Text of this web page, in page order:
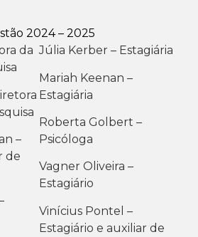
2024 – 2025
da
–
de
Júlia Kerber – Estagiária
Mariah Keenan –
Estagiária
Roberta Golbert –
Psicóloga
Vagner Oliveira –
Estagiário
Vinícius Pontel –
Estagiário e auxiliar de